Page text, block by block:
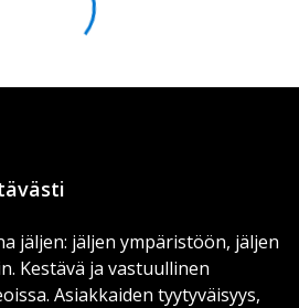
jäljen: jäljen ympäristöön, jäljen
Kestävä ja vastuullinen
Asiakkaiden tyytyväisyys,